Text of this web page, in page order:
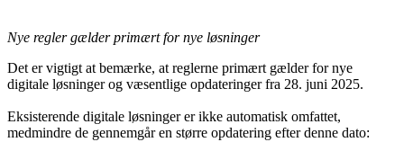
Nye regler gælder primært for nye løsninger
Det er vigtigt at bemærke, at reglerne primært gælder for nye
digitale løsninger og væsentlige opdateringer fra 28. juni 2025.
Eksisterende digitale løsninger er ikke automatisk omfattet,
medmindre de gennemgår en større opdatering efter denne dato: